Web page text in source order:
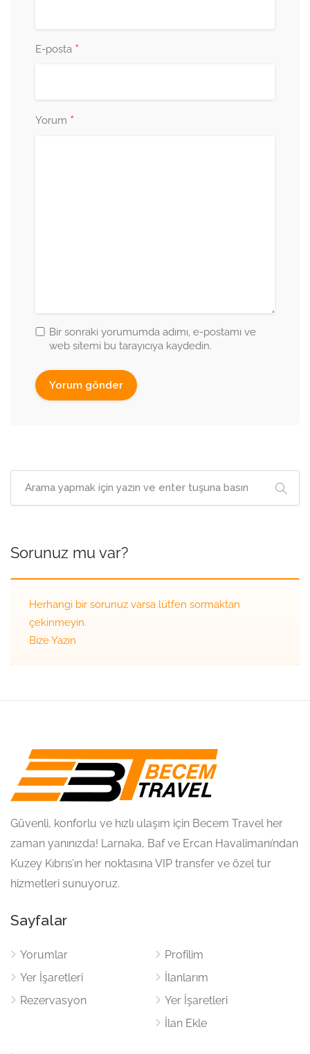
E-posta *
Yorum *
Bir sonraki yorumumda adımı, e-postamı ve
web sitemi bu tarayıcıya kaydedin.
Sorunuz mu var?
Herhangi bir sorunuz varsa lütfen sormaktan
çekinmeyin.
Bize Yazın
Güvenli, konforlu ve hızlı ulaşım için Becem Travel her
zaman yanınızda! Larnaka, Baf ve Ercan Havalimanı’ndan
Kuzey Kıbrıs’ın her noktasına VIP transfer ve özel tur
hizmetleri sunuyoruz.
Sayfalar
Yorumlar
Yer İşaretleri
Rezervasyon
Profilim
İlanlarım
Yer İşaretleri
İlan Ekle